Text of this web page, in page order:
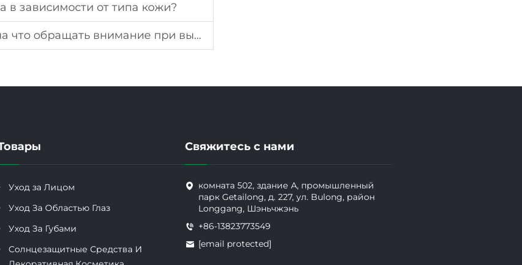
в зависимости от типа кожи?
обращать внимание при выборе
Уход за Лицом
Уход За Областью Глаз
Уход За Губами
Солнцезащитные Средства И
Свяжитесь с нами
комната 502, здание А, промышленный
парк Getailong, д. 227, ул. Bulong, район
Longgang, Шэньчжэнь
+86-13823773549
[email protected]